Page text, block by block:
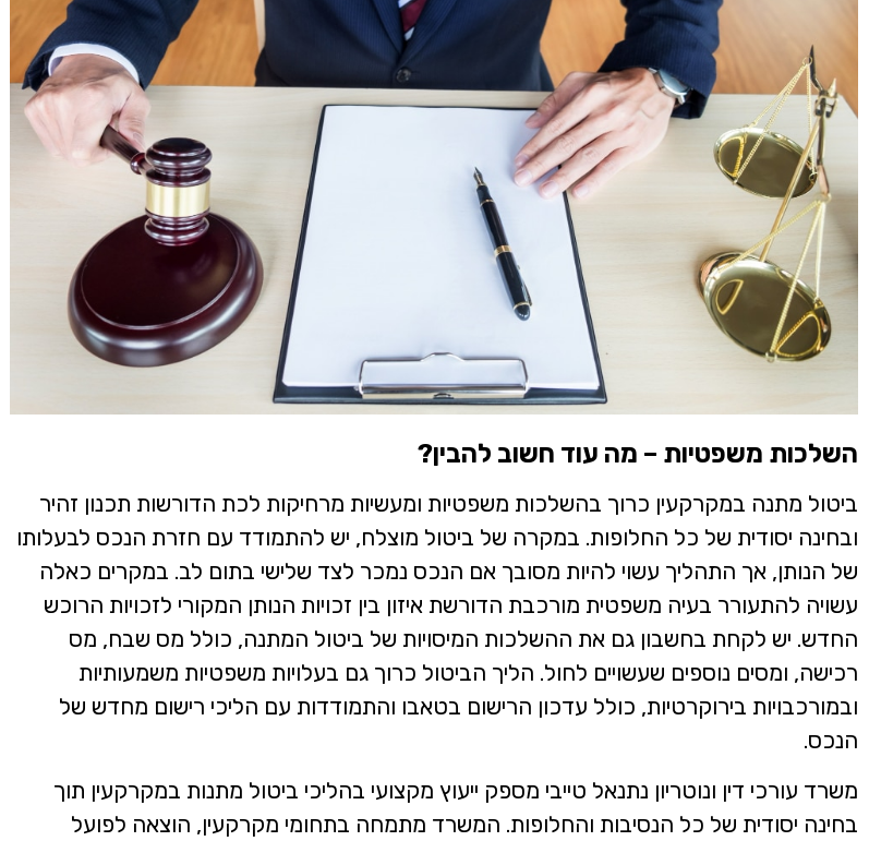
השלכות משפטיות – מה עוד חשוב להבין?
ביטול מתנה במקרקעין כרוך בהשלכות משפטיות ומעשיות מרחיקות לכת הדורשות תכנון זהיר
ובחינה יסודית של כל החלופות. במקרה של ביטול מוצלח, יש להתמודד עם חזרת הנכס לבעלותו
של הנותן, אך התהליך עשוי להיות מסובך אם הנכס נמכר לצד שלישי בתום לב. במקרים כאלה
עשויה להתעורר בעיה משפטית מורכבת הדורשת איזון בין זכויות הנותן המקורי לזכויות הרוכש
החדש. יש לקחת בחשבון גם את ההשלכות המיסויות של ביטול המתנה, כולל מס שבח, מס
רכישה, ומסים נוספים שעשויים לחול. הליך הביטול כרוך גם בעלויות משפטיות משמעותיות
ובמורכבויות בירוקרטיות, כולל עדכון הרישום בטאבו והתמודדות עם הליכי רישום מחדש של
הנכס.
משרד עורכי דין ונוטריון נתנאל טייבי מספק ייעוץ מקצועי בהליכי ביטול מתנות במקרקעין תוך
בחינה יסודית של כל הנסיבות והחלופות. המשרד מתמחה בתחומי מקרקעין, הוצאה לפועל